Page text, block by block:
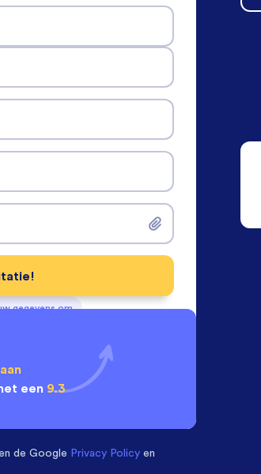
gegevens om
een 9.3
de Google Privacy Policy en